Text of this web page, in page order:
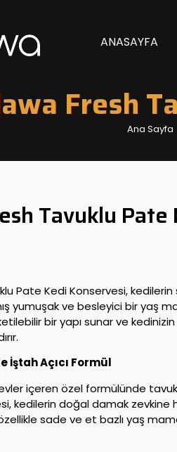
ANASAYFA
Fresh
Ana Sayfa
Tavuklu
Pate Kedi Konservesi,
yumuşak ve besleyici bir yaş
bir yapı sunar ve
İştah Açıcı Formül
içeren özel formülünde
kedilerin doğal damak
sade ve et bazlı yaş